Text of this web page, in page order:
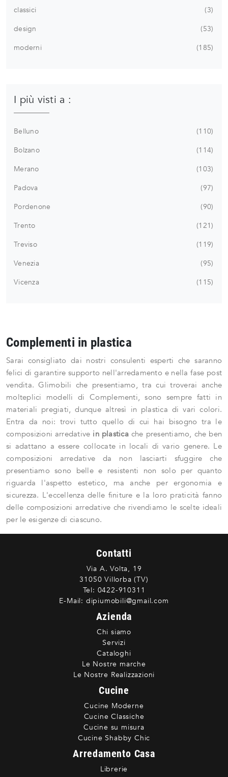
classici
3
design
53
moderni
185
I più visti a :
Belluno
110
Bolzano
114
Merano
103
Padova
97
Pordenone
90
Trento
121
Treviso
119
Venezia
95
Vicenza
115
Complementi in plastica
Sarai consigliato dai nostri consulenti esperti che saranno
felici di garantire supporto nell'arredamento e nella fase post
vendita. Glimobili che presentiamo, tra cui troverai anche
molteplici modelli di Complementi, sono sempre fatti in
materiali pregiati, dunque altresì in plastica di vari colori.
Entra da noi: trovi tutto quello di cui hai bisogno tra le
composizioni arredative in plasticache presentiamo, che ben
si adattano a essere collocate in locali di vario genere. Le
composizioni arredative da non lasciarti sfuggire che
presentiamo sono belle e resistenti non solo per quanto
riguarda l'aspetto estetico, ma anche per ergonomia e
sicurezza. L'eccellenza delle finiture e la loro praticità fanno
delle composizioni arredative che rivendiamo le scelte ideali
per le esigenze di ciascuno.
Contatti
Via A. Volta, 19
31050 Villorba (TV)
Tel: 0422-910311
E-Mail: dipiumobili@gmail.com
Azienda
Chi siamo
Servizi
Cataloghi
Le Nostre marche
Le Nostre Realizzazioni
Cucine
Cucine Moderne
Cucine Classiche
Cucine su misura
Cucine Shabby Chic
Arredamento Casa
Librerie